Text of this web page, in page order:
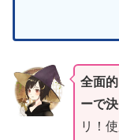
全面
ーで決
リ！